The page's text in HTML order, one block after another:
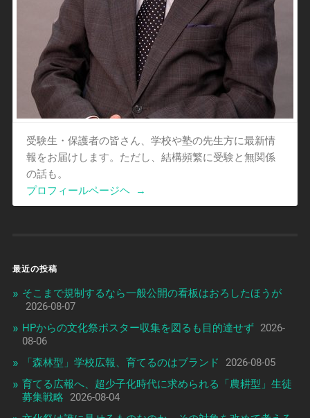
受験生・保護者の皆さん、学校や塾の先生方に最新情
報をお届けします。ただし、結構頻繁に受験と無関係
の話も。
プロフィールページヘ
→
最近の投稿
そこまで規制するなら一般公開の看板はおろしたほうが
2026-08-07
HPからの文化祭ポスター収集を図るも目的達せず 2026-
08-06
「森林型」学校広報、育てるのはブランド
2026-08-05
育てる広報へ、超少子化時代に求められる「農耕型」生徒
募集戦略
2026-08-04